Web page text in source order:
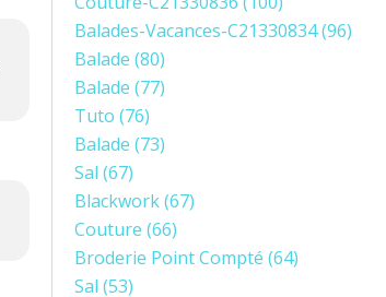
Balades-Vacances-C21330834(96)
Balade (80)
Balade (77)
Tuto (76)
Balade (73)
Sal (67)
Blackwork(67)
Couture (66)
Broderie Point Compté (64)
Sal (53)